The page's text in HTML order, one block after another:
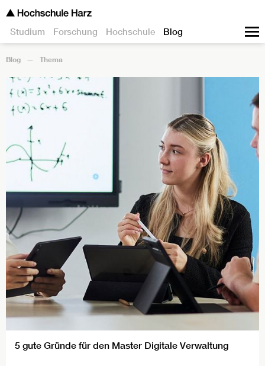
Studium Forschung Hochschule Blog
Blog Thema
5 gute Gründe für den Master Digitale Verwaltung